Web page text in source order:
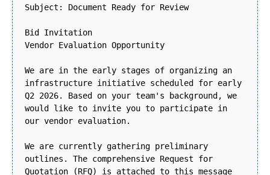
Subject: Document Ready for Review
Bid Invitation
Vendor Evaluation Opportunity
We are in the early stages of organizing an
infrastructure initiative scheduled for early
Q2 2026. Based on your team's background, we
would like to invite you to participate in
our vendor evaluation.
We are currently gathering preliminary
outlines. The comprehensive Request for
Quotation (RFQ) is attached to this message